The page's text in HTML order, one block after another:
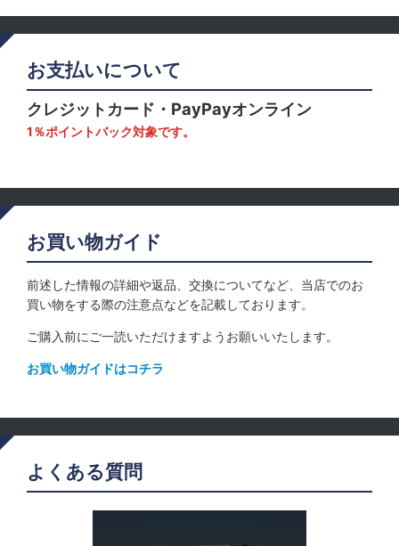
お支払いについて
クレジットカード・PayPayオンライン
1％ポイントバック対象です。
お買い物ガイド
前述した情報の詳細や返品、交換についてなど、当店でのお
買い物をする際の注意点などを記載しております。
ご購入前にご一読いただけますようお願いいたします。
お買い物ガイドはコチラ
よくある質問